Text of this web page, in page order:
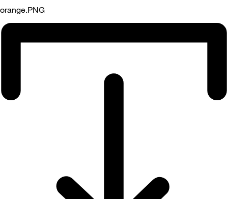
orange.PNG